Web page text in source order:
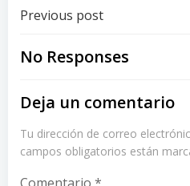
Post
navigation
Previous post
No Responses
Deja un comentario
Tu dirección de correo
campos obligatorios están